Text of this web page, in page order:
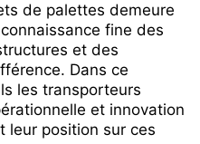
de palettes demeure
fine des
et des
Dans ce
les transporteurs
et innovation
leur position sur ces